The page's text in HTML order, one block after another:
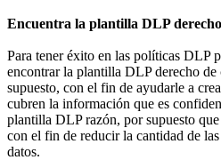
Encuentra la plantilla DLP
Para tener éxito en las políticas DLP
encontrar la plantilla DLP derecho
supuesto, con el fin de ayudarle a
cubren la información que es
plantilla DLP razón, por supuesto
con el fin de reducir la cantidad de
datos.